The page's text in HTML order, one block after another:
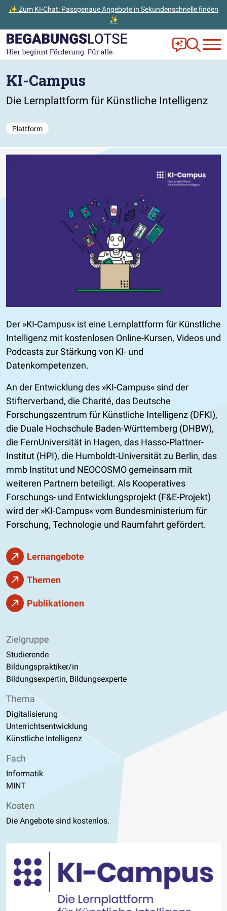
✨ Zum KI-Chat: Passgenaue Angebote in Sekundenschnelle finden
✨
Zum Hauptinhalt der Seite springen
Zur Startseite gehen Frag Ella!
Zur
KI-Campus
Die Lernplattform für Künstliche Intelligenz
Plattform
Der »KI-Campus« ist eine Lernplattform für Künstliche
Intelligenz mit kostenlosen Online-Kursen, Videos und
Podcasts zur Stärkung von KI- und
Datenkompetenzen.
An der Entwicklung des »KI-Campus« sind der
Stifterverband, die Charité, das Deutsche
Forschungszentrum für Künstliche Intelligenz (DFKI),
die Duale Hochschule Baden-Württemberg (DHBW),
die FernUniversität in Hagen, das Hasso-Plattner-
Institut (HPI), die Humboldt-Universität zu Berlin, das
mmb Institut und NEOCOSMO gemeinsam mit
weiteren Partnern beteiligt. Als Kooperatives
Forschungs- und Entwicklungsprojekt (F&E-Projekt)
wird der »KI-Campus« vom Bundesministerium für
Forschung, Technologie und Raumfahrt gefördert.
Lernangebote
Themen
Publikationen
Zielgruppe
Studierende
Bildungspraktiker/in
Bildungsexpertin, Bildungsexperte
Thema
Digitalisierung
Unterrichtsentwicklung
Künstliche Intelligenz
Fach
Informatik
MINT
Kosten
Die Angebote sind kostenlos.